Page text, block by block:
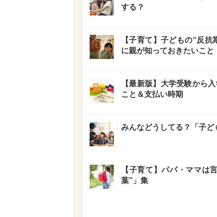
する？
【子育て】子どもの“反
に親が知っておきたいこと
【最新版】大学受験から
こと＆支払い時期
みんなどうしてる？「子
【子育て】パパ・ママは
葉”」集